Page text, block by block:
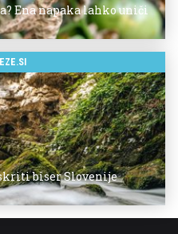
Ena napaka lahko uniči
biser Slovenije